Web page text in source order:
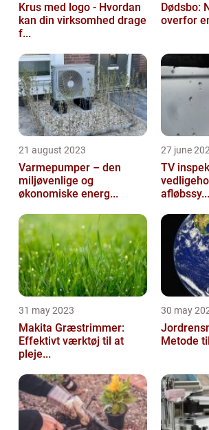
Krus med logo - Hvordan
kan din virksomhed drage
f...
Dødsbo:
overfor
21 august 2023
Varmepumper – den
miljøvenlige og
økonomiske energ...
27 june
TV
afløbssy...
31 may 2023
Makita Græstrimmer:
Effektivt værktøj til at
pleje...
30 may
Metode